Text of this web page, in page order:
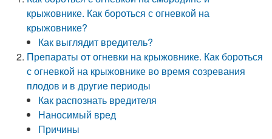
крыжовнике. Как бороться с огневкой на
крыжовнике?
Как выглядит вредитель?
Препараты от огневки на крыжовнике. Как бороться
с огневкой на крыжовнике во время созревания
плодов и в другие периоды
Как распознать вредителя
Наносимый вред
Причины